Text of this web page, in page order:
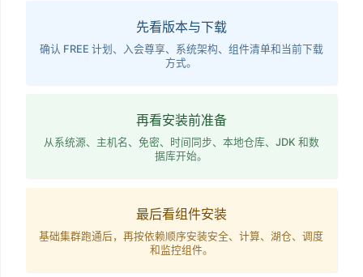
先看版本与下载
确认 FREE 计划、入会尊享、系统架构、组件清单和当前下载
方式。
再看安装前准备
从系统源、主机名、免密、时间同步、本地仓库、JDK 和数
据库开始。
最后看组件安装
基础集群跑通后，再按依赖顺序安装安全、计算、湖仓、调度
和监控组件。